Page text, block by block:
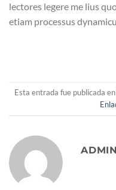
lectores legere me lius
etiam processus
Esta entrada fue publicada en
ADMIN